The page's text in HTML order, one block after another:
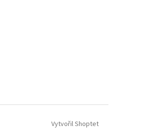
Vytvořil Shoptet